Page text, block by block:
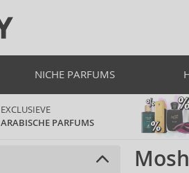
NICHE PARFUMS
EXCLUSIEVE
ARABISCHE PARFUMS